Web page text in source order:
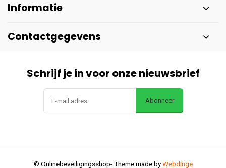
Informatie
Contactgegevens
Schrijf je in voor onze nieuwsbrief
Abonneer
© Onlinebeveiligingsshop- Theme made byWebdinge